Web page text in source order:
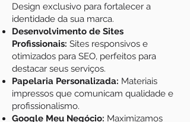
Design exclusivo para fortalecer a
identidade da sua marca.
Desenvolvimento de Sites
Profissionais: Sites responsivos e
otimizados para SEO, perfeitos para
destacar seus serviços.
Papelaria Personalizada: Materiais
impressos que comunicam qualidade e
profissionalismo.
Google Meu Negócio: Maximizamos